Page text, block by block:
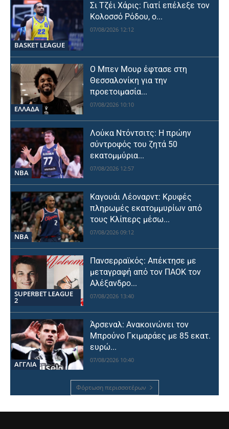
BASKET LEAGUE
Σι Τζέι Χάρις: Γιατί επέλεξε τον
Κολοσσό Ρόδου, ο...
07/08/2026 12:12
ΕΛΛΑΔΑ
Ο Μπεν Μουρ έφτασε στη
Θεσσαλονίκη για την
προετοιμασία...
07/08/2026 10:10
NBA
Λούκα Ντόντσιτς: Η πρώην
σύντροφός του ζητά 50
εκατομμύρια...
07/08/2026 12:57
NBA
Καγουάι Λέοναρντ: Κρυφές
πληρωμές εκατομμυρίων από
τους Κλίπερς μέσω...
07/08/2026 09:12
SUPERBET LEAGUE
2
Πανσερραϊκός: Απέκτησε με
μεταγραφή από τον ΠΑΟΚ τον
Αλέξανδρο...
07/08/2026 13:40
ΑΓΓΛΙΑ
Άρσεναλ: Ανακοινώνει τον
Μπρούνο Γκιμαράες με 85 εκατ.
ευρώ...
07/08/2026 10:40
Φόρτωση περισσοτέρων